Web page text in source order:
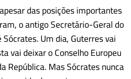
das posições importantes
o antigo Secretário-Geral do
Um dia, Guterres vai
vai deixar o Conselho Europeu
República. Mas Sócrates nunca